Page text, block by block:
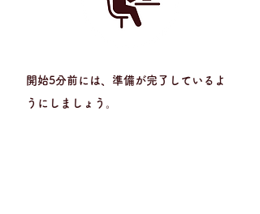
​開始5分前には、準備が完了しているよ
うにしましょう。